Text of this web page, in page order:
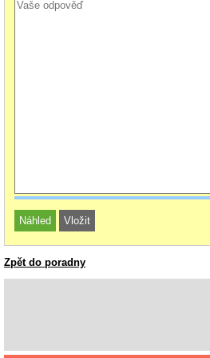
Zpět do poradny